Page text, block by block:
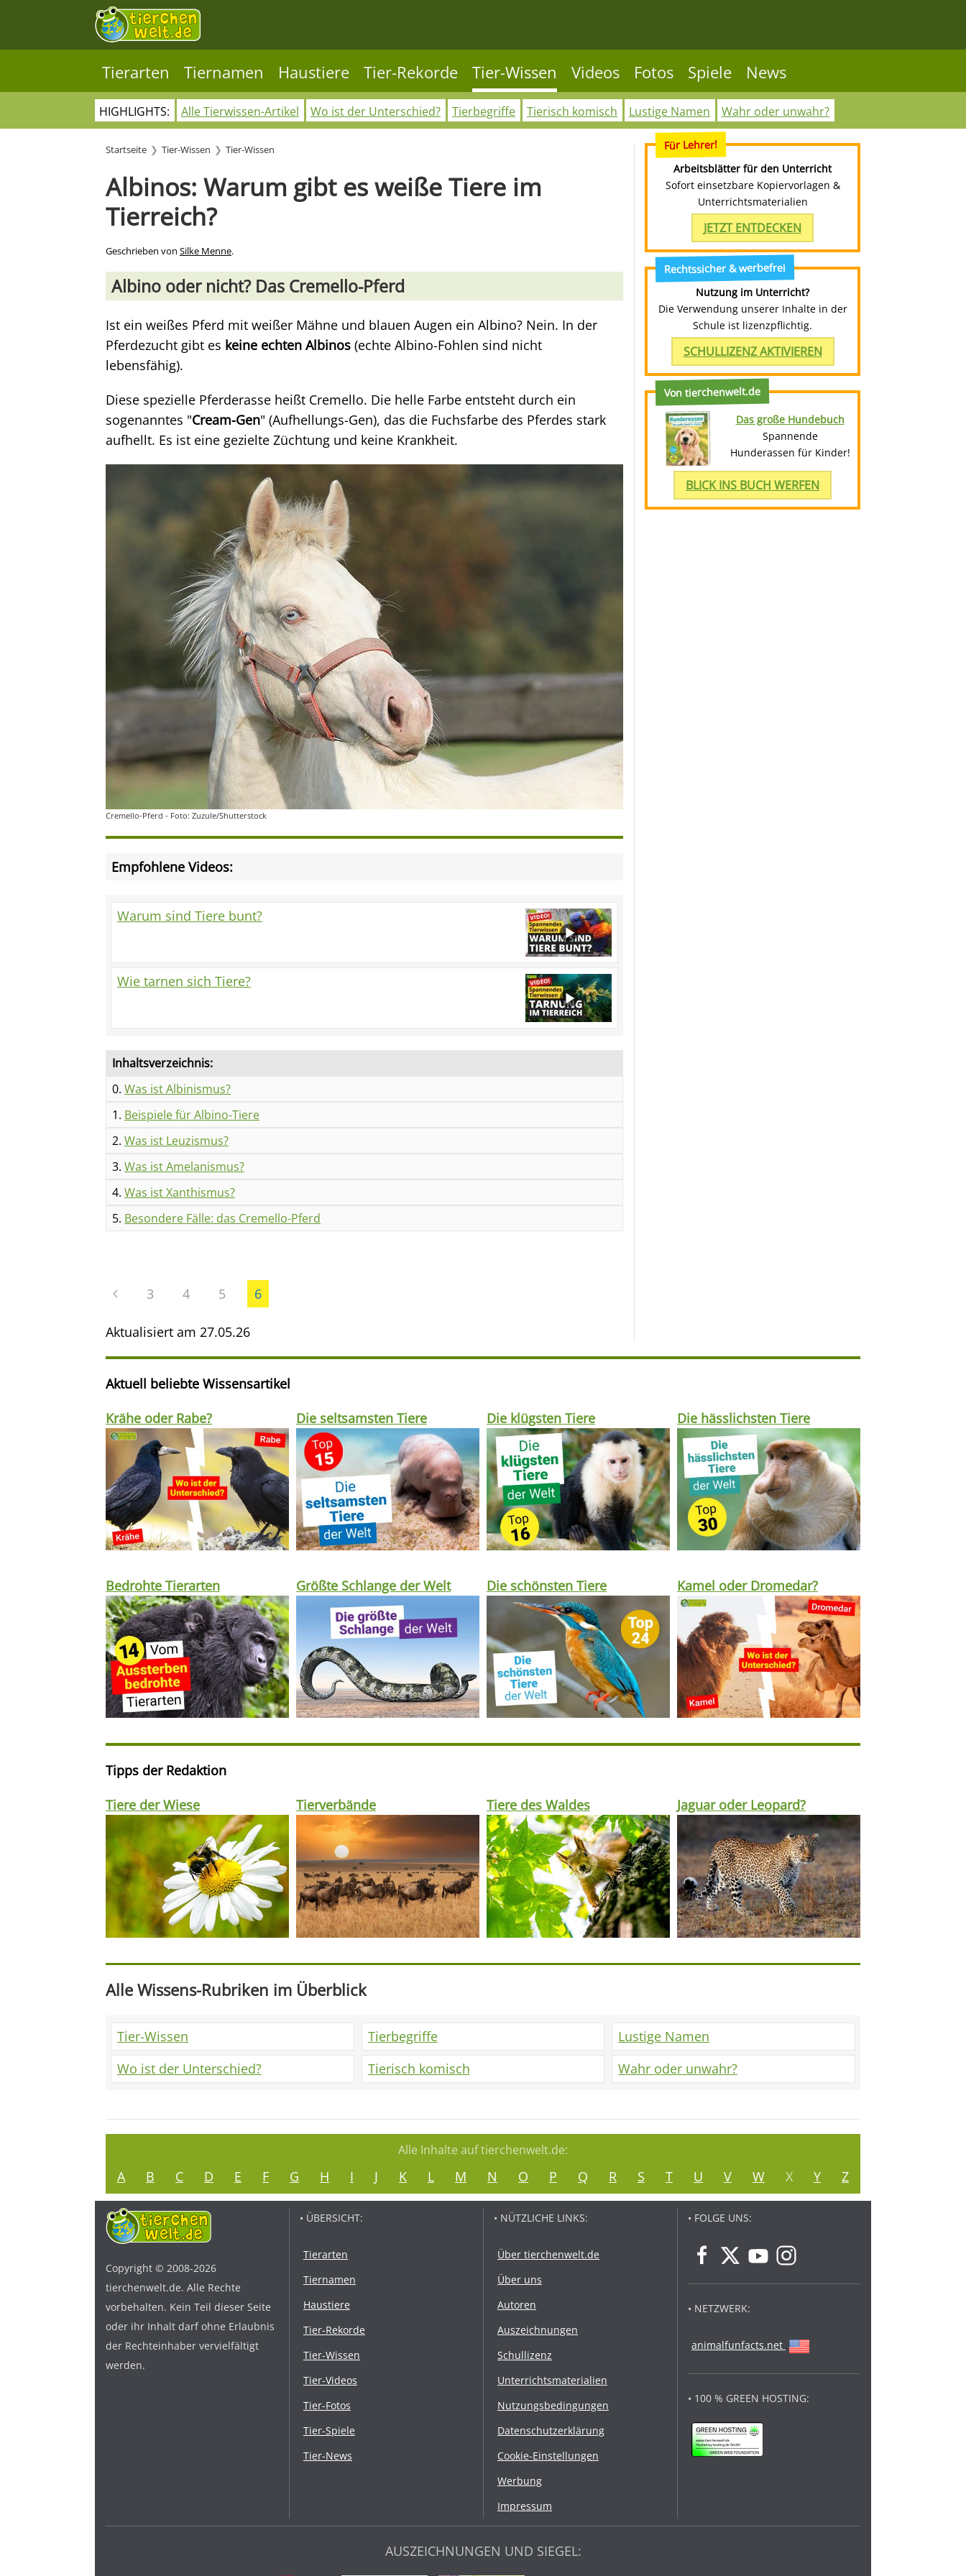
Tierarten Tiernamen Haustiere Tier-Rekorde Tier-Wissen Videos Fotos Spiele News
HIGHLIGHTS: Alle Tierwissen-Artikel Wo ist der Unterschied? Tierbegriffe Tierisch komisch Lustige Namen Wahr oder unwahr?
Startseite Tier-Wissen Tier-Wissen
Albinos: Warum gibt es weiße Tiere im
Tierreich?
Geschrieben von Silke Menne.
Albino oder nicht? Das Cremello-Pferd
Ist ein weißes Pferd mit weißer Mähne und blauen Augen ein Albino? Nein. In der
Pferdezucht gibt es keine echten Albinos (echte Albino-Fohlen sind nicht
lebensfähig).
Diese spezielle Pferderasse heißt Cremello. Die helle Farbe entsteht durch ein
sogenanntes "Cream-Gen" (Aufhellungs-Gen), das die Fuchsfarbe des Pferdes stark
aufhellt. Es ist eine gezielte Züchtung und keine Krankheit.
Cremello-Pferd - Foto: Zuzule/Shutterstock
Empfohlene Videos:
Warum sind Tiere bunt?
Wie tarnen sich Tiere?
Inhaltsverzeichnis:
0. Was ist Albinismus?
1. Beispiele für Albino-Tiere
2. Was ist Leuzismus?
3. Was ist Amelanismus?
4. Was ist Xanthismus?
5. Besondere Fälle: das Cremello-Pferd
3 4 5 6
Aktualisiert am 27.05.26
Für Lehrer!
Arbeitsblätter für den Unterricht
Sofort einsetzbare Kopiervorlagen &
Unterrichtsmaterialien
JETZT ENTDECKEN
Rechtssicher & werbefrei
Nutzung im Unterricht?
Die Verwendung unserer Inhalte in der
Schule ist lizenzpflichtig.
SCHULLIZENZ AKTIVIEREN
Von tierchenwelt.de
Das große Hundebuch
Spannende
Hunderassen für Kinder!
BLICK INS BUCH WERFEN
Aktuell beliebte Wissensartikel
Krähe oder Rabe?
Die seltsamsten Tiere Die klügsten Tiere Die hässlichsten Tiere
Bedrohte Tierarten Größte Schlange der Welt Die schönsten Tiere Kamel oder Dromedar?
Tipps der Redaktion
Tiere der Wiese
Tierverbände Tiere des Waldes Jaguar oder Leopard?
Alle Wissens-Rubriken im Überblick
Tier-Wissen
Wo ist der Unterschied?
Tierbegriffe
Tierisch komisch
Lustige Namen
Wahr oder unwahr?
Alle Inhalte auf tierchenwelt.de:
A B C D E F G H I J K L M N O P Q R S T U V W X Y Z
Copyright © 2008-2026
tierchenwelt.de. Alle Rechte
vorbehalten. Kein Teil dieser Seite
oder ihr Inhalt darf ohne Erlaubnis
der Rechteinhaber vervielfältigt
werden.
• ÜBERSICHT:
Tierarten
Tiernamen
Haustiere
Tier-Rekorde
Tier-Wissen
Tier-Videos
Tier-Fotos
Tier-Spiele
Tier-News
• NÜTZLICHE LINKS:
Über tierchenwelt.de
Über uns
Autoren
Auszeichnungen
Schullizenz
Unterrichtsmaterialien
Nutzungsbedingungen
Datenschutzerklärung
Cookie-Einstellungen
Werbung
Impressum
• FOLGE UNS:
• NETZWERK:
animalfunfacts.net
• 100 % GREEN HOSTING:
AUSZEICHNUNGEN UND SIEGEL: